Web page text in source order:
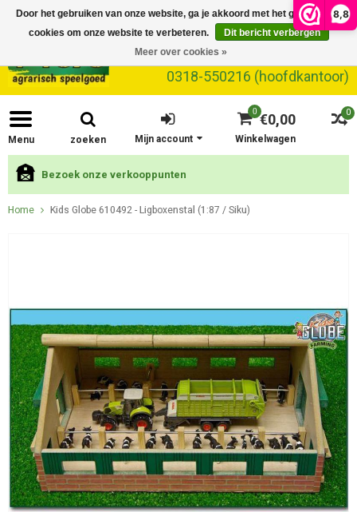
8,8
0318-550216 (hoofdkantoor)
Menu zoeken
0
0 €0,00
Winkelwagen
Mijn account
Bezoek onze verkooppunten
Home Kids Globe 610492 - Ligboxenstal (1:87 / Siku)
Door het gebruiken van onze website, ga je akkoord met het gebruik van
cookies om onze website te verbeteren.
Dit bericht verbergen
Meer over cookies »